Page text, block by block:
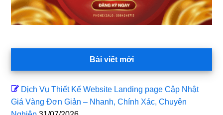
Bài viết mới
Dịch Vụ Thiết Kế Website Landing page Cập Nhật
Giá Vàng Đơn Giản – Nhanh, Chính Xác, Chuyên